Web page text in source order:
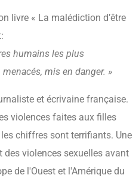
livre « La malédiction d’être
humains les plus
mis en danger. »
et écrivaine française.
violences faites aux filles
chiffres sont terrifiants. Une
violences sexuelles avant
de l'Ouest et l'Amérique du